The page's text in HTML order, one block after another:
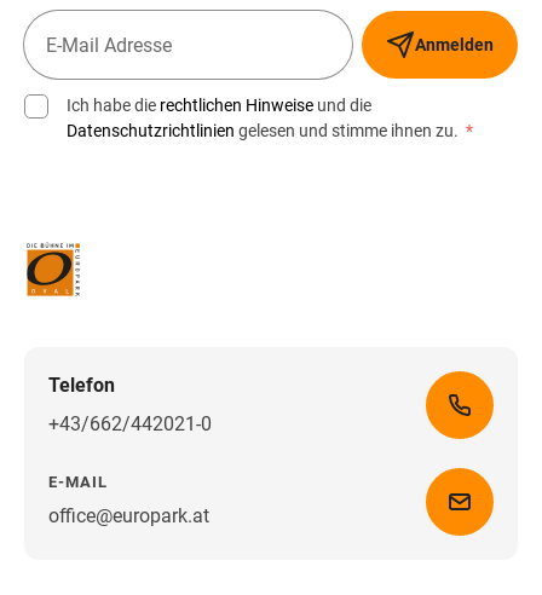
Anmelden
Ich habe die rechtlichen Hinweise und die
Datenschutzrichtlinien gelesen und stimme ihnen zu. *
Telefon
+43/662/442021-0
E-MAIL
office@europark.atWegbeschreibung erhalten